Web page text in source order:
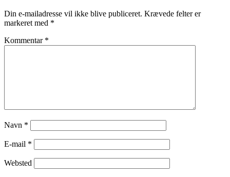
Din e-mailadresse vil ikke blive publiceret. Krævede felter er
markeret med *
Kommentar *
Navn *
E-mail *
Websted